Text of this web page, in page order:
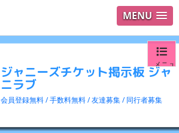
MENU
ジャニーズチケット掲示板 ジャ
ニラブ
会員登録無料 / 手数料無料 / 友達募集 / 同行者募集
メニュ
ログイ
ユーザ